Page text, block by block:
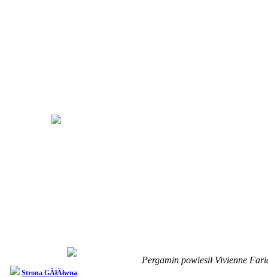
Strona GÂłĂłwna
Pergamin powiesił Vivienne